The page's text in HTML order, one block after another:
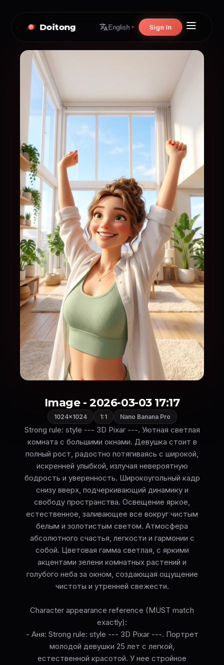
Doitong English Sign In
Image - 2026-03-03 17:17
1024×1024 1:1 Nano Banana Pro
Strong rule: style --- 3D Pixar ---. Уютная светлая
комната с большими окнами. Девушка стоит в
полный рост, радостно потягиваясь с широкой,
искренней улыбкой, излучая невероятную
бодрость и уверенность. Широкоугольный кадр
снизу вверх, подчеркивающий динамику и
свободу пространства. Освещение яркое,
естественное, заливающее все вокруг чистым
белым и золотистым светом. Атмосфера
абсолютного счастья, легкости и гармонии с
собой. Цветовая гамма светлая, с яркими
акцентами зелени комнатных растений и
голубого неба за окном, создающая ощущение
чистоты и утренней свежести.
Character appearance reference (MUST match
exactly):
- Аня: Strong rule: style --- 3D Pixar ---. Портрет
молодой девушки 25 лет с легкой,
естественной красотой. У нее стройное